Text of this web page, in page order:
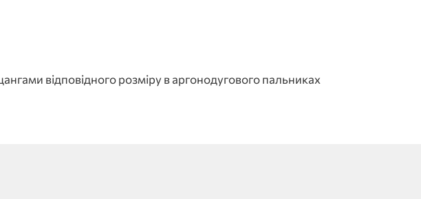
відповідного розміру в аргонодугового пальниках